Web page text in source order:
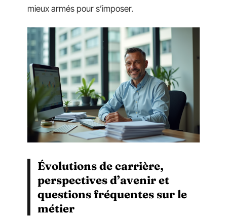
mieux armés pour s’imposer.
Évolutions de carrière,
perspectives d’avenir et
questions fréquentes sur le
métier